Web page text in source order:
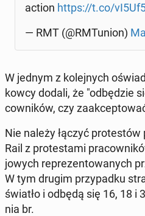
action https://t.co/
— RMT (@RMTu­nion)
W jednym z ko­lej­nych
kow­cy dodali, że "od­bę­dzie
cow­ni­ków, czy
Nie należy łączyć
Rail z pro­te­sta­mi
jo­wych re­pre­zen­to­wa­nych
W tym drugim przy­pad­ku
światło i odbędą się 16, 18
nia br.